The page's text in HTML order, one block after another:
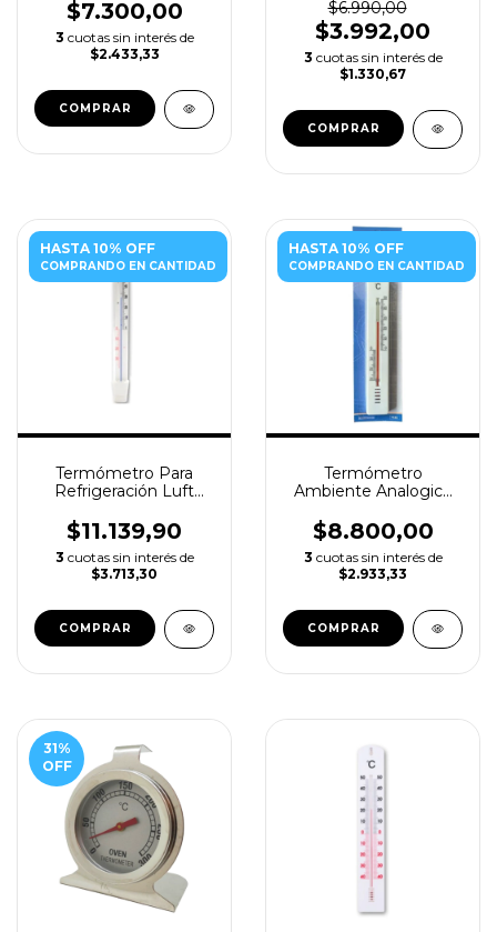
$7.300,00
3 cuotas sin interés de
$2.433,33
$6.990,00
$3.992,00
3 cuotas sin interés de
$1.330,67
COMPRAR
HASTA 10% OFF
COMPRANDO EN CANTIDAD
Termómetro Para
Refrigeración Luft
$11.139,90
3 cuotas sin interés de
$3.713,30
HASTA 10% OFF
COMPRANDO EN CANTIDAD
Termómetro
Ambiente Analogico
Exterior °c/°f
$8.800,00
3 cuotas sin interés de
$2.933,33
31%
OFF